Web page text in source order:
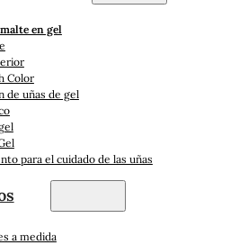
en gel
Color
de uñas de gel
para el cuidado de las uñas
a medida